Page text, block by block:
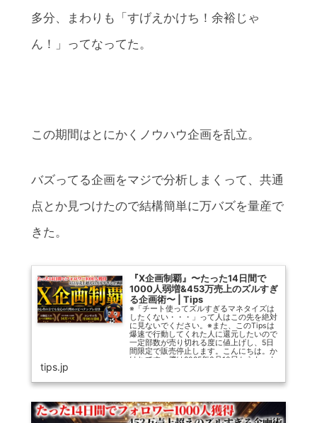
多分、まわりも「すげえかけち！余裕じゃ
ん！」ってなってた。
この期間はとにかくノウハウ企画を乱立。
バズってる企画をマジで分析しまくって、共通
点とか見つけたので結構簡単に万バズを量産で
きた。
『X企画制覇』〜たった14日間で
1000人弱増&453万売上のズルすぎ
る企画術〜 | Tips
※「チート使ってズルすぎるマネタイズは
したくない・・・」って人はこの先を絶対
に見ないでください。※また、このTipsは
爆速で行動してくれた人に還元したいので
一定部数が売り切れる度に値上げし、5日
間限定で販売停止します。こんにちは。か
けちです。僕は2025年3月10日からたった
tips.jp